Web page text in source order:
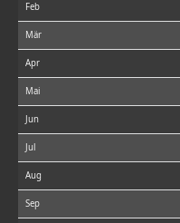
Feb
Mär
Apr
Mai
Jun
Jul
Aug
Sep